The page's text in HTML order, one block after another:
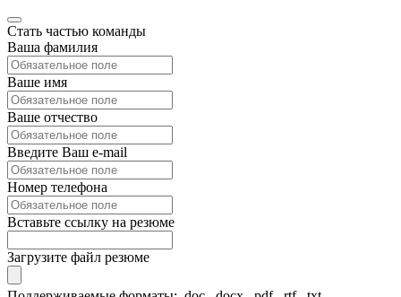
Стать частью команды
Ваша фамилия
Ваше имя
Ваше отчество
Введите Ваш e-mail
Номер телефона
Вставьте ссылку на резюме
Загрузите файл резюме